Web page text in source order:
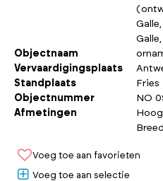
Objectnaam
Vervaardigingsplaats
Standplaats
Fries
Objectnummer
NO
Afmetingen
Voeg toe aan favorieten
Voeg toe aan selectie